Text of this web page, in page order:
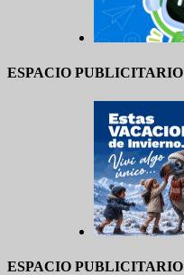
ESPACIO PUBLICITARIO
ESPACIO PUBLICITARIO